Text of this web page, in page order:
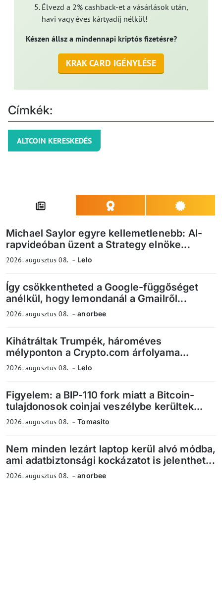
Élvezd a 2% cashback-et a vásárlások után,
havi vagy éves kártyadíj nélkül!
Készen állsz a mindennapi kriptós fizetésre?
KRAK CARD IGÉNYLÉSE
Címkék:
ALTCOIN KERESKEDÉS
Michael Saylor egyre kellemetlenebb: AI-
rapvideóban üzent a Strategy elnöke...
2026. augusztus 08. Lelo
Így csökkentheted a Google-függőséget
anélkül, hogy lemondanál a Gmailről...
2026. augusztus 08. anorbee
Kihátráltak Trumpék, hároméves
mélyponton a Crypto.com árfolyama...
2026. augusztus 08. Lelo
Figyelem: a BIP-110 fork miatt a Bitcoin-
tulajdonosok coinjai veszélybe kerültek...
2026. augusztus 08. Tomasito
Nem minden lezárt laptop kerül alvó módba,
ami adatbiztonsági kockázatot is jelenthet...
2026. augusztus 08. anorbee